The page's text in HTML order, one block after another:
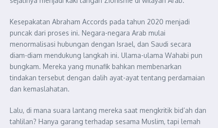
Kesepakatan Abraham Accords pada tahun 2020 menjadi
puncak dari proses ini. Negara-negara Arab mulai
menormalisasi hubungan dengan Israel, dan Saudi secara
diam-diam mendukung langkah ini. Ulama-ulama Wahabi pun
bungkam. Mereka yang munafik bahkan membenarkan
tindakan tersebut dengan dalih ayat-ayat tentang perdamaian
dan kemaslahatan.
Lalu, di mana suara lantang mereka saat mengkritik bid’ah dan
tahlilan? Hanya garang terhadap sesama Muslim, tapi lemah